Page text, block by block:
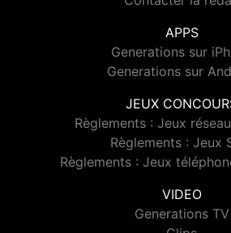
APPS
Generations sur
Generations sur
JEUX
Règlements : Jeux
Règlements : Jeux
Règlements : Jeux
VIDEO
Generations TV